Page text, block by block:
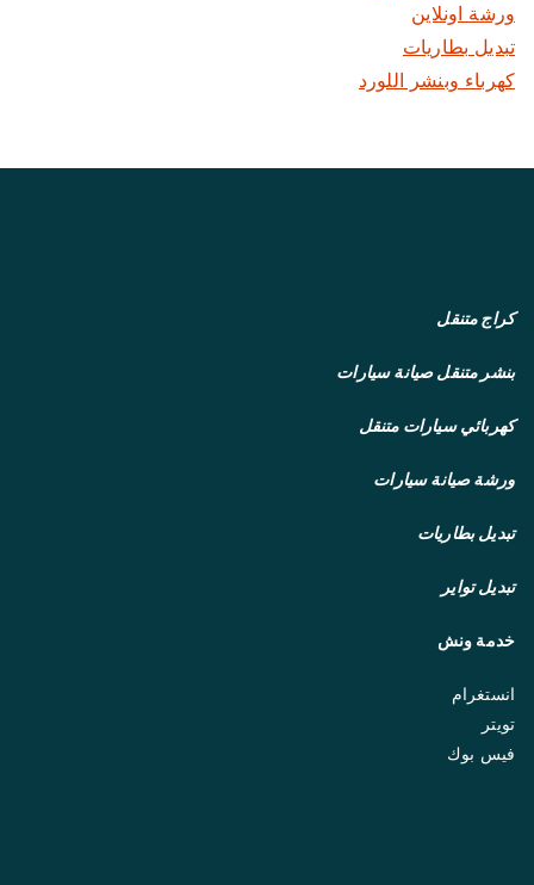
ورشة اونلاين
تبديل بطاريات
كهرباء وبنشر اللورد
كراج متنقل
بنشر متنقلصيانة سيارات
كهربائي سيارات متنقل
ورشة صيانة سيارات
تبديل بطاريات
تبديل تواير
خدمة ونش
انستغرام
تويتر
فيس بوك